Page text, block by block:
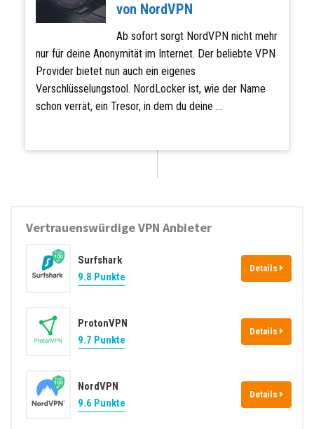
von NordVPN
Ab sofort sorgt NordVPN nicht mehr
nur für deine Anonymität im Internet. Der beliebte VPN
Provider bietet nun auch ein eigenes
Verschlüsselungstool. NordLocker ist, wie der Name
schon verrät, ein Tresor, in dem du deine ...
Vertrauenswürdige VPN Anbieter
Surfshark
9.8 Punkte
Details
ProtonVPN
9.7 Punkte
Details
NordVPN
9.6 Punkte
Details